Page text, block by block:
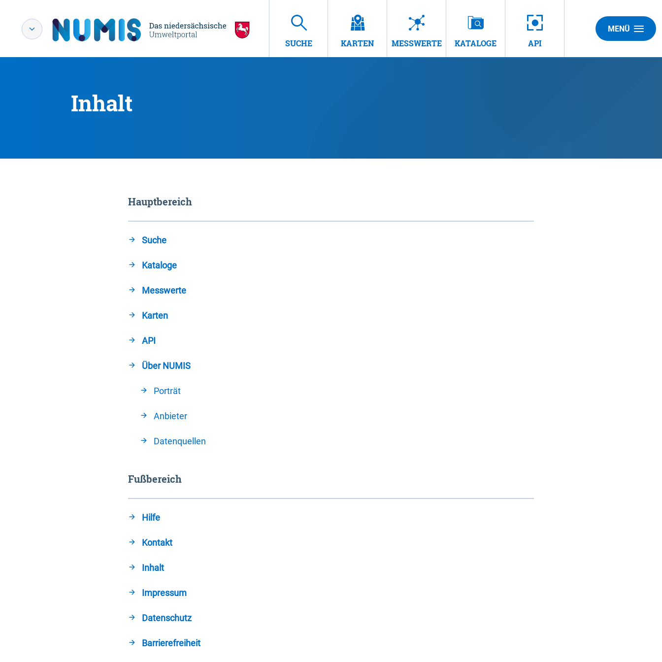
SUCHE KARTEN MESSWERTE KATALOGE API
MENÜ
Inhalt
Hauptbereich
Suche
Kataloge
Messwerte
Karten
API
Über NUMIS
Porträt
Anbieter
Datenquellen
Fußbereich
Hilfe
Kontakt
Inhalt
Impressum
Datenschutz
Barrierefreiheit